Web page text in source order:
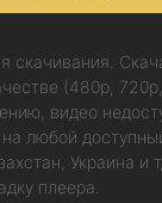
скачивания.
(480p, 720p,
видео
любой
Украина и
плеера.